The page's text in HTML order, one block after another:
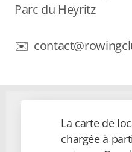
Parc du Heyritz
✉️
La carte de
chargée à